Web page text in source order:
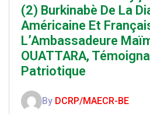
(2) Burkinabè De La
Américaine Et
L’Ambassadeure
OUATTARA,
Patriotique
By DCRP/MAECR-BE